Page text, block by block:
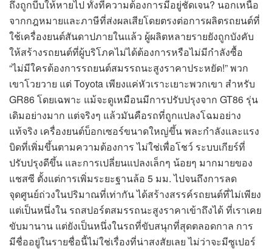
ถึงถูกบีบให้หายไป ทั้งที่ความต้องการมีอยู่ชัดเจน? นอกเหนือ
จากกฎหมายและภาษีที่ส่งผลเสียโดยตรงต่อการผลิตรถยนต์ที่
ใช้เครื่องยนต์สันดาปภายในแล้ว ผู้ผลิตหลายรายยังถูกบังคับ
ให้สร้างรถยนต์ที่ผู้บริโภคไม่ได้ต้องการหรือไม่มีกำลังซื้อ
“ไม่มีใครต้องการรถยนต์สมรรถนะสูงราคาประหยัด!” พวก
เขาโวยวาย แต่ Toyota เพียงแค่หัวเราะเยาะพวกเขา สำหรับ
GR86 โดยเฉพาะ แม้จะดูเหมือนมีการปรับปรุงจาก GT86 รุ่น
เดิมอย่างมาก แต่จริงๆ แล้วมันคือรถที่ถูกแปลงโฉมอย่าง
แท้จริง เครื่องยนต์บ็อกเซอร์ขนาดใหญ่ขึ้น พละกำลังและแรง
บิดที่เพิ่มขึ้นตามความต้องการ ไม่ใช่เพื่อโชว์ ระบบเกียร์ที่
ปรับปรุงดีขึ้น และการเปลี่ยนแปลงเล็กๆ น้อยๆ มากมายของ
แชสซี ตั้งแต่การเพิ่มระยะฐานล้อ 5 มม. ไปจนถึงการลด
จุดศูนย์ถ่วงในปริมาณที่เท่ากัน ได้สร้างสรรค์รถยนต์ที่ไม่เพียง
แต่เป็นหนึ่งใน รถสปอร์ตสมรรถนะสูงราคาเข้าถึงได้ ที่เราเคย
ขับมานาน แต่ยังเป็นหนึ่งในรถที่ขับสนุกที่สุดตลอดกาล การ
มีชื่ออยู่ในรายชื่อนี้ไม่ใช่เรื่องที่น่าสงสัยเลย ไม่ว่าจะมีซูเปอร์